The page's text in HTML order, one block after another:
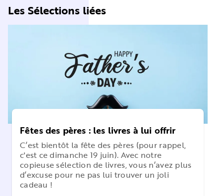
Les Sélections liées
Fêtes des pères : les livres à lui offrir
C’est bientôt la fête des pères (pour rappel,
c'est ce dimanche 19 juin). Avec notre
copieuse sélection de livres, vous n’avez plus
d’excuse pour ne pas lui trouver un joli
cadeau !